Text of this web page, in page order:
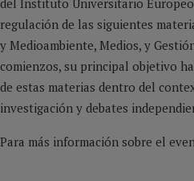
del Instituto Universitario
regulación de las siguientes
y Medioambiente, Medios, y
comienzos, su principal objetivo
de estas materias dentro del
investigación y debates
Para más información sobre el